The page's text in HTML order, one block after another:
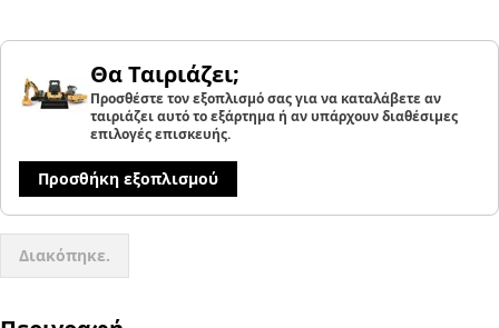
Θα Ταιριάζει;
Προσθέστε τον εξοπλισμό σας για να καταλάβετε αν
ταιριάζει αυτό το εξάρτημα ή αν υπάρχουν διαθέσιμες
επιλογές επισκευής.
Προσθήκη εξοπλισμού
Διακόπηκε.